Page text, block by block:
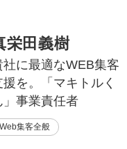
栄田義樹
社に最適なWEB集客
援を。「マキトルく
」事業責任者
Web集客全般